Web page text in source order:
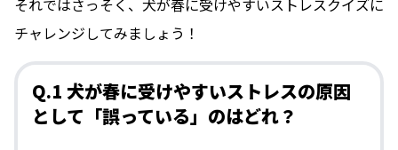
それではさっそく、犬が春に受けやすいストレスクイズに
チャレンジしてみましょう！
Q.1 犬が春に受けやすいストレスの原因
として「誤っている」のはどれ？